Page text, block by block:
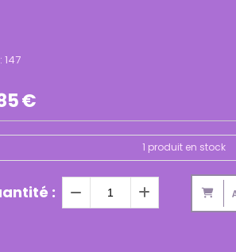
147
€
1 produit en stock
: